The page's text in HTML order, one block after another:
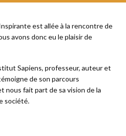
est allée à la rencontre de
avons donc eu le plaisir de
Sapiens, professeur, auteur et
de son parcours
nous fait part de sa vision de la
société.